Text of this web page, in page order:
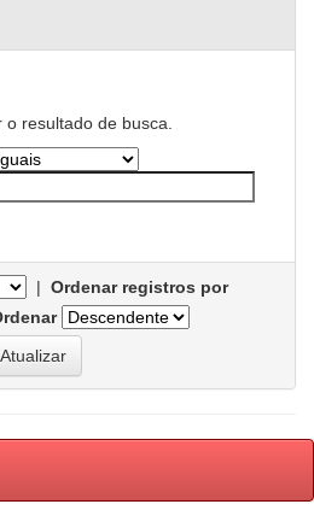
resultado de busca.
| Ordenar registros por